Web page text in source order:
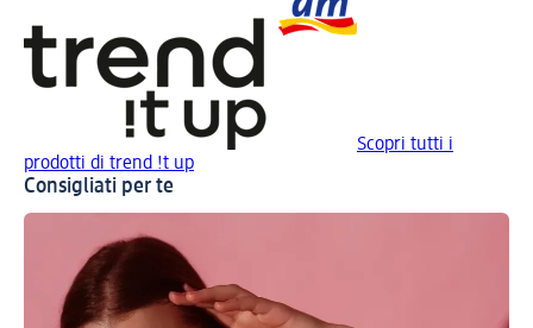
Scopri tutti i
prodotti di trend !t up
Consigliati per te